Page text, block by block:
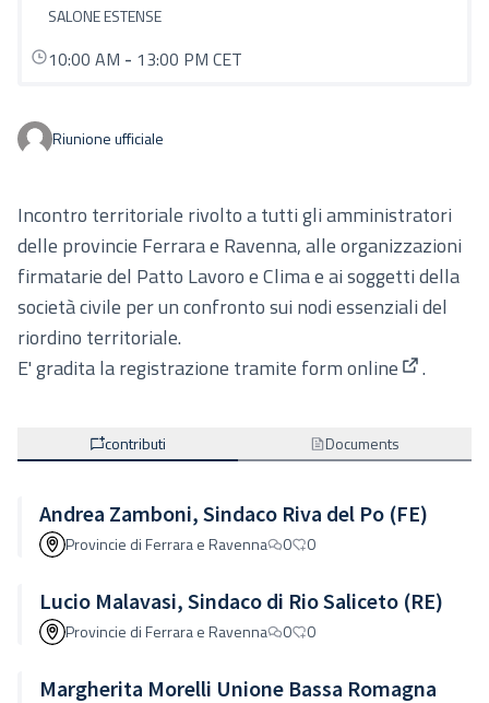
SALONE ESTENSE
10:00 AM - 13:00 PM CET
Riunione ufficiale
Incontro territoriale rivolto a tutti gli amministratori
delle provincie Ferrara e Ravenna, alle organizzazioni
firmatarie del Patto Lavoro e Clima e ai soggetti della
società civile per un confronto sui nodi essenziali del
riordino territoriale.
E' gradita la registrazione tramite form online .
contributi Documents
Andrea Zamboni, Sindaco Riva del Po (FE)
Provincie di Ferrara e Ravenna 0 0
Lucio Malavasi, Sindaco di Rio Saliceto (RE)
Provincie di Ferrara e Ravenna 0 0
Margherita Morelli Unione Bassa Romagna